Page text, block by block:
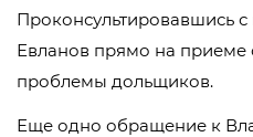
Проконсультировавшись
Евланов прямо на приеме
проблемы дольщиков.
Еще одно обращение к